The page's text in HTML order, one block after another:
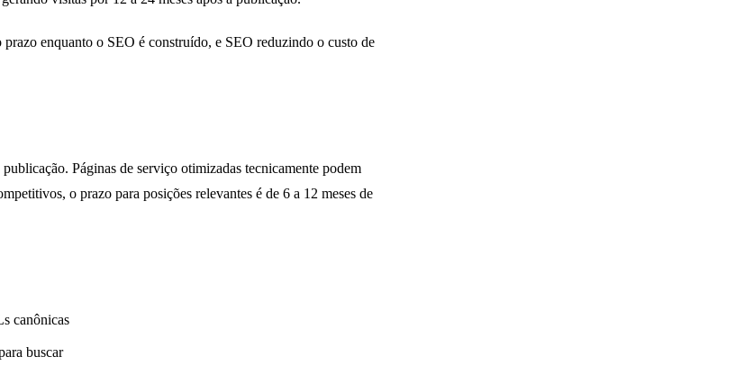
enquanto o SEO é construído, e SEO reduzindo o custo de
Páginas de serviço otimizadas tecnicamente podem
o prazo para posições relevantes é de 6 a 12 meses de
canônicas
buscar